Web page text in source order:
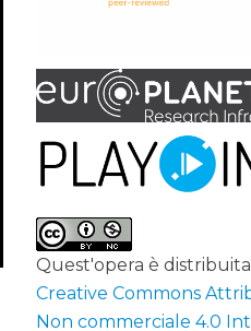
Quest'opera è
Creative Commons
Non commerciale 4.0